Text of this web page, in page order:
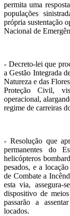
permita uma
populações
própria sustentação
Nacional de
- Decreto-lei que
a Gestão Integrada
Natureza e das
Proteção Civil,
operacional,
regime de carreiras
- Resolução que
permanentes do
helicópteros
pesados, e a
de Combate a
esta via, assegura-
dispositivo de
passarão a
locados.